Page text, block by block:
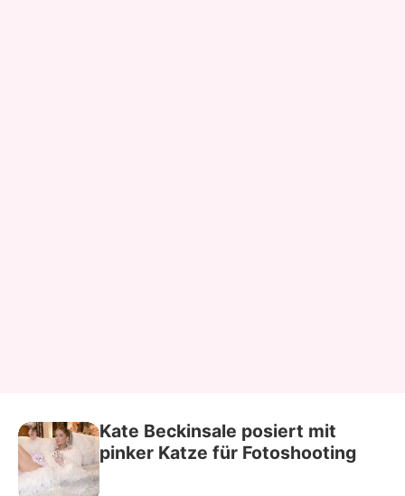
Kate Beckinsale posiert mit
pinker Katze für Fotoshooting